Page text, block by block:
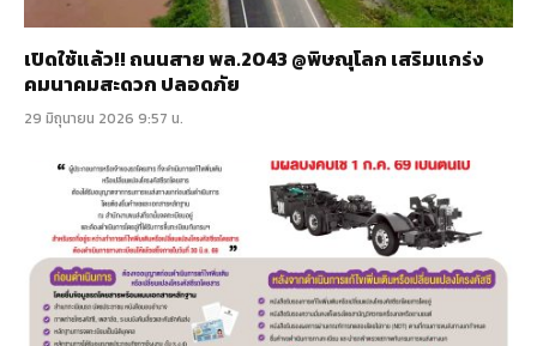
เปิดใช้แล้ว!! ถนนสาย พล.2043 @พิษณุโลก เสริมแกร่ง
คมนาคมสะดวก ปลอดภัย
29 มิถุนายน 2026 9:57 น.